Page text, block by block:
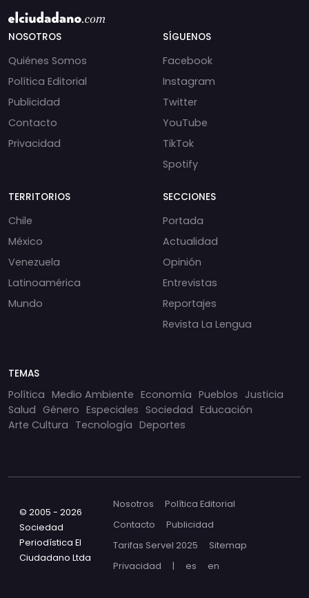
NOSOTROS
Quiénes Somos
Política Editorial
Publicidad
Contacto
Privacidad
SÍGUENOS
Facebook
Instagram
Twitter
YouTube
TikTok
Spotify
TERRITORIOS
Chile
México
Venezuela
Latinoamérica
Mundo
SECCIONES
Portada
Actualidad
Opinión
Entrevistas
Reportajes
Revista La Lengua
TEMAS
Política Medio Ambiente Economía Pueblos Justicia
Salud Género Especiales Sociedad Educación
Arte Cultura Tecnología Deportes
© 2005 - 2026
Sociedad
Periodística El
Ciudadano Ltda
Nosotros
Política Editorial
Contacto
Publicidad
Tarifas Servel 2025
Sitemap
Privacidad
| es en